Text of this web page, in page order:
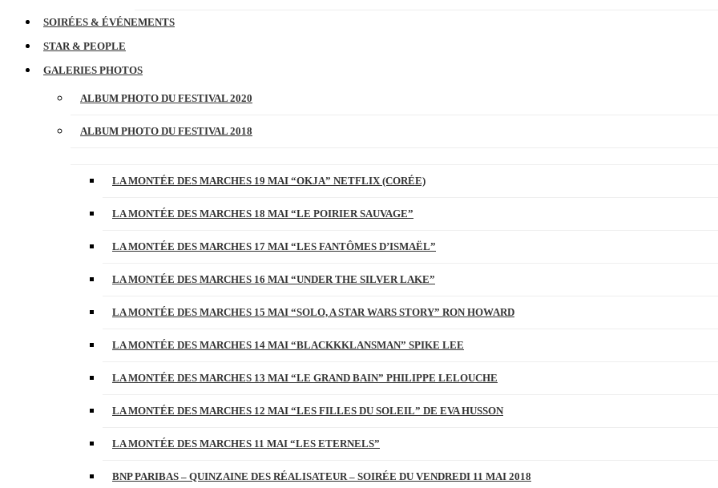
SOIRÉES & ÉVÉNEMENTS
STAR & PEOPLE
GALERIES PHOTOS
ALBUM PHOTO DU FESTIVAL 2020
ALBUM PHOTO DU FESTIVAL 2018
LA MONTÉE DES MARCHES 19 MAI “OKJA” NETFLIX (CORÉE)
LA MONTÉE DES MARCHES 18 MAI “LE POIRIER SAUVAGE”
LA MONTÉE DES MARCHES 17 MAI “LES FANTÔMES D’ISMAËL”
LA MONTÉE DES MARCHES 16 MAI “UNDER THE SILVER LAKE”
LA MONTÉE DES MARCHES 15 MAI “SOLO, A STAR WARS STORY” RON HOWARD
LA MONTÉE DES MARCHES 14 MAI “BLACKKKLANSMAN” SPIKE LEE
LA MONTÉE DES MARCHES 13 MAI “LE GRAND BAIN” PHILIPPE LELOUCHE
LA MONTÉE DES MARCHES 12 MAI “LES FILLES DU SOLEIL” DE EVA HUSSON
LA MONTÉE DES MARCHES 11 MAI “LES ETERNELS”
BNP PARIBAS – QUINZAINE DES RÉALISATEUR – SOIRÉE DU VENDREDI 11 MAI 2018